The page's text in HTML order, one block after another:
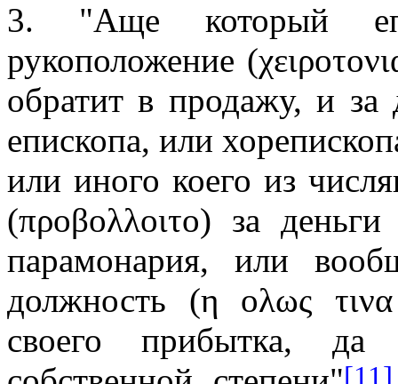
3. "Аще который
рукоположение (χ
обратит в продажу, и за
епископа, или
или иного коего из
(προβoλλοιτο) за
парамонария, или
должность (η ολως
своего прибытка,
[11]